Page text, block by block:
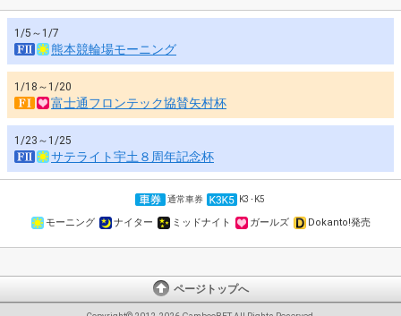
1/5～1/7
熊本競輪場モーニング
1/18～1/20
富士通フロンテック協賛矢村杯
1/23～1/25
サテライト宇土８周年記念杯
通常車券 K3･K5
モーニング ナイター ミッドナイト ガールズ Dokanto!発売
ページトップへ